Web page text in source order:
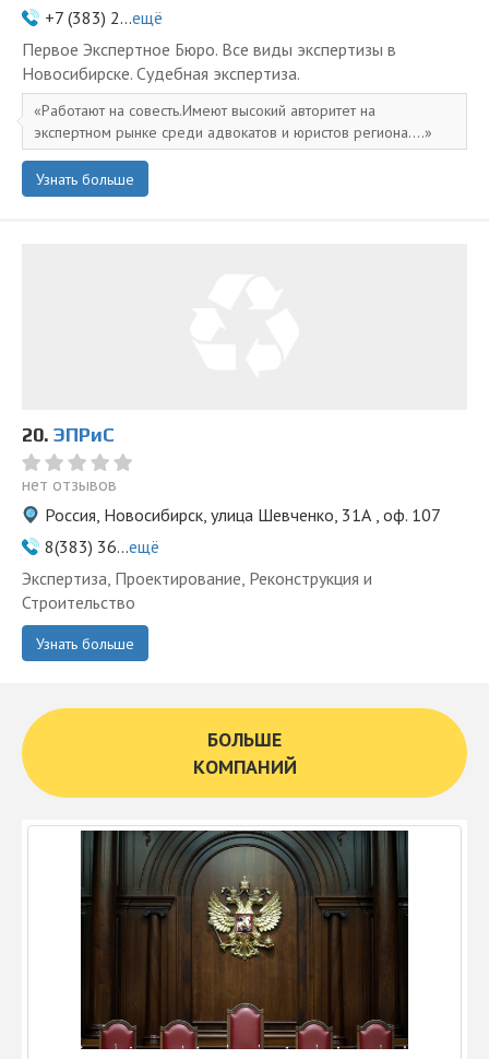
+7 (383) 2...ещё
Первое Экспертное Бюро. Все виды экспертизы в
Новосибирске. Судебная экспертиза.
Работают на совесть.Имеют высокий авторитет на
экспертном рынке среди адвокатов и юристов региона....
Узнать больше
20. ЭПРиС
нет отзывов
Россия, Новосибирск, улица Шевченко, 31А , оф. 107
8(383) 36...ещё
Экспертиза, Проектирование, Реконструкция и
Строительство
Узнать больше
БОЛЬШЕ
КОМПАНИЙ